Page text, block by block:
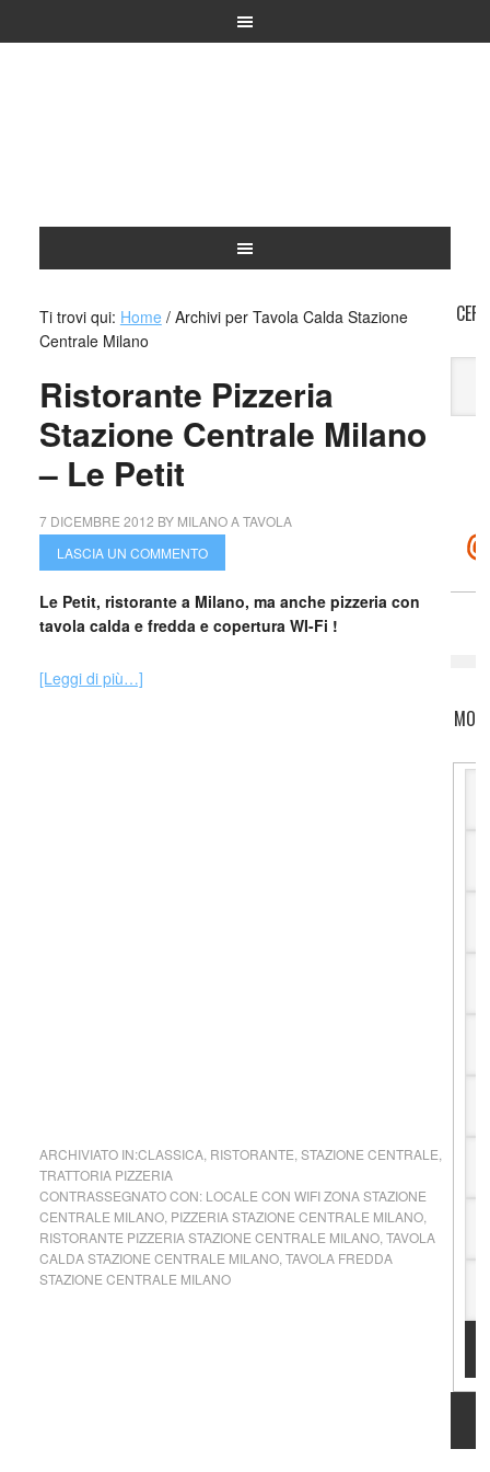
Ti trovi qui: Home /Archivi per Tavola Calda Stazione
Centrale Milano
Ristorante Pizzeria
Stazione Centrale Milano
– Le Petit
7 DICEMBRE 2012 BY MILANO A TAVOLA
LASCIA UN COMMENTO
Le Petit, ristorante a Milano, ma anche pizzeria con
tavola calda e fredda e copertura WI-Fi !
[Leggi di più…]
ARCHIVIATO IN:CLASSICA, RISTORANTE STAZIONE CENTRALE
TRATTORIA PIZZERIA
CONTRASSEGNATO CON: LOCALE CON WIFI ZONA STAZIONE
CENTRALE MILANO, PIZZERIA STAZIONE CENTRALE MILANO,
RISTORANTE PIZZERIA STAZIONE CENTRALE MILANO, TAVOLA
CALDA STAZIONE CENTRALE MILANO, TAVOLA FREDDA
STAZIONE CENTRALE MILANO